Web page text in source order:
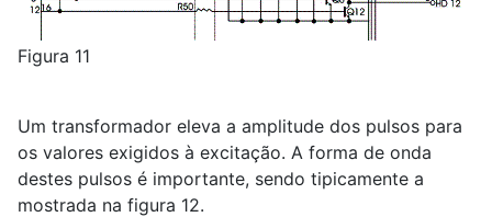
Figura 11
Um transformador eleva a amplitude dos pulsos para
os valores exigidos à excitação. A forma de onda
destes pulsos é importante, sendo tipicamente a
mostrada na figura 12.